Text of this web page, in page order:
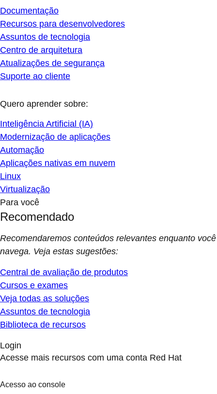
Documentação
Recursos para desenvolvedores
Assuntos de tecnologia
Centro de arquitetura
Atualizações de segurança
Suporte ao cliente
Quero aprender sobre:
Inteligência Artificial (IA)
Modernização de aplicações
Automação
Aplicações nativas em nuvem
Linux
Virtualização
Para você
Recomendado
Recomendaremos conteúdos relevantes enquanto você
navega. Veja estas sugestões:
Central de avaliação de produtos
Cursos e exames
Veja todas as soluções
Assuntos de tecnologia
Biblioteca de recursos
Login
Acesse mais recursos com uma conta Red Hat
Acesso ao console